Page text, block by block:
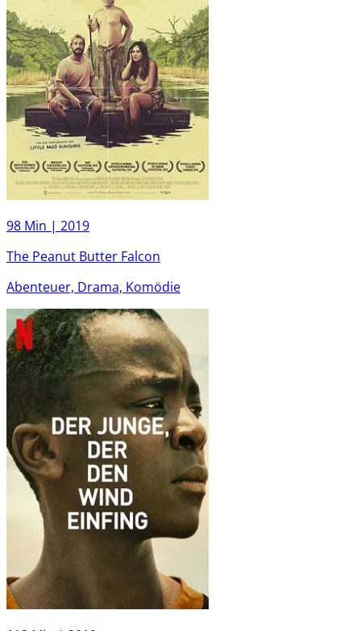
98 Min | 2019
The Peanut Butter Falcon
Abenteuer, Drama, Komödie